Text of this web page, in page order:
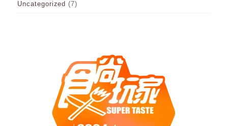
Uncategorized (7)